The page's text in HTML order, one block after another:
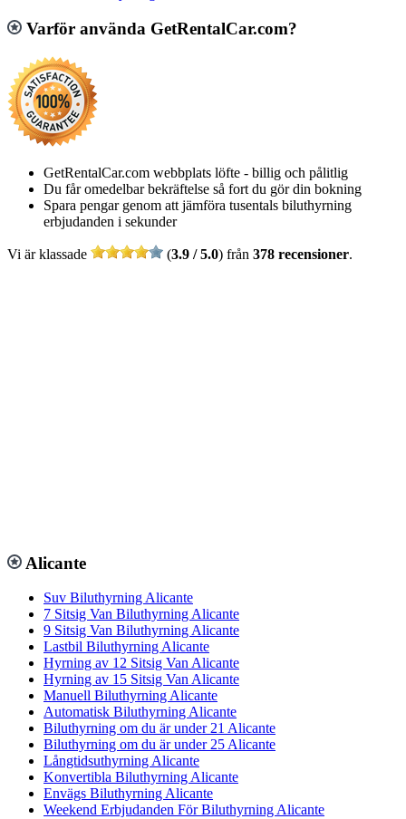
Varför använda GetRentalCar.com?
GetRentalCar.com webbplats löfte - billig och pålitlig
Du får omedelbar bekräftelse så fort du gör din bokning
Spara pengar genom att jämföra tusentals biluthyrning
erbjudanden i sekunder
Vi är klassade (3.9 / 5.0) från 378 recensioner.
Alicante
Suv Biluthyrning Alicante
7 Sitsig Van Biluthyrning Alicante
9 Sitsig Van Biluthyrning Alicante
Lastbil Biluthyrning Alicante
Hyrning av 12 Sitsig Van Alicante
Hyrning av 15 Sitsig Van Alicante
Manuell Biluthyrning Alicante
Automatisk Biluthyrning Alicante
Biluthyrning om du är under 21 Alicante
Biluthyrning om du är under 25 Alicante
Långtidsuthyrning Alicante
Konvertibla Biluthyrning Alicante
Envägs Biluthyrning Alicante
Weekend Erbjudanden För Biluthyrning Alicante